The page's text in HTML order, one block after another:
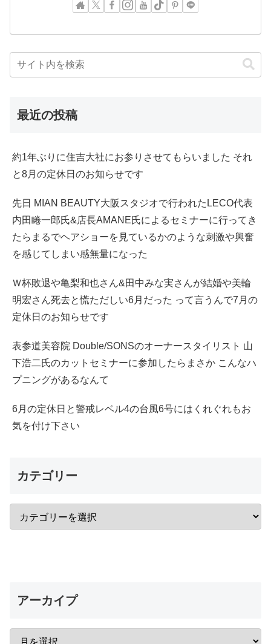
最近の投稿
約1年ぶりに住吉大社にお参りさせてもらいました それ
と8月の定休日のお知らせです
先日 MIAN BEAUTY大阪スタジオで行われたLECO代表
内田睠一郎氏&店長AMANE氏によるセミナーに行ってき
たらまるでヘアショーを見ているかのような刺激や興奮
を感じてしまい感無量になった
Ｗ杯敗退や亀梨和也さん&田中みな実さんが結婚や美輪
明宏さん死去と慌ただしい6月だった って言うんで7月の
定休日のお知らせです
表参道美容院 Double/SONSのオーナースタイリスト 山
下浩二氏のカットセミナーに参加したらまさか こんなハ
プニングがあるなんて
6月の定休日と警戒レベル4の台風6号にはくれぐれもお
気を付け下さい
カテゴリー
アーカイプ